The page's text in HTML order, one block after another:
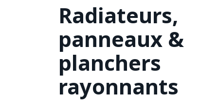
Radiateurs,
panneaux &
planchers
rayonnants